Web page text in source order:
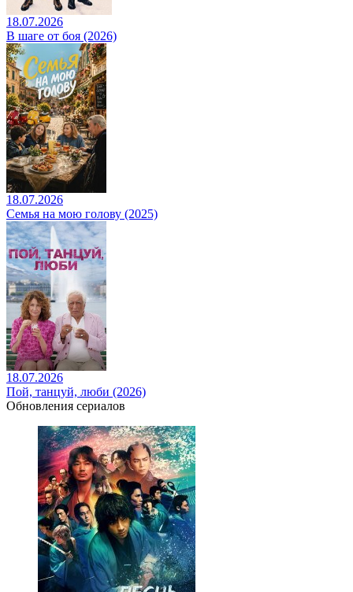
18.07.2026
В шаге от боя (2026)
18.07.2026
Семья на мою голову (2025)
18.07.2026
Пой, танцуй, люби (2026)
Обновления сериалов